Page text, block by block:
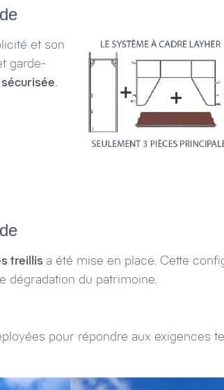
et son
garde-
.
treillis a été mise en place. Cette
dégradation du patrimoine.
pour répondre aux exigences